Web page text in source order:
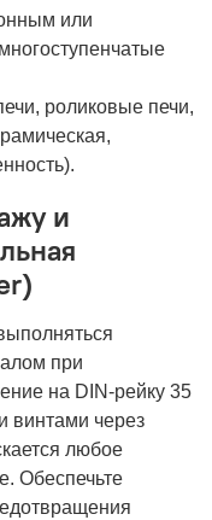
или
роликовые печи,
и
при
на DIN-рейку 35
винтами через
любое
Обеспечьте